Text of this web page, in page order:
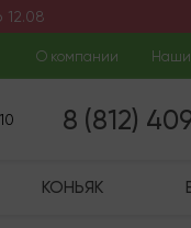
12.08
О компании Наши
8 (812)
КОНЬЯК